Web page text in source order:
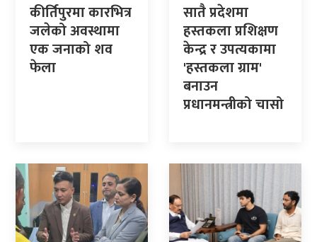
कीर्तिपुरमा कारभित्र
जलेको अवस्थामा
एक जनाको शव
फेला
सातै प्रदेशमा
हस्तकला प्रशिक्षण
केन्द्र र उपत्यकामा
'हस्तकला ग्राम'
बनाउन
प्रधानमन्त्रीको चासो